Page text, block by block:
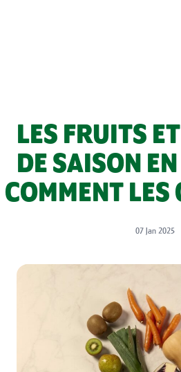
LES FRUITS
DE SAISON
COMMENT LES
07 Jan 2025